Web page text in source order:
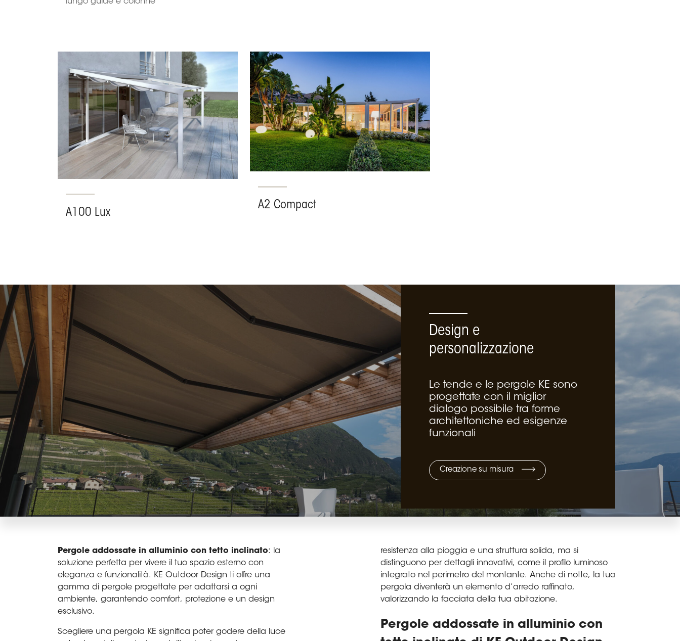
lungo guide e colonne
A100 Lux
A2 Compact
Design e
personalizzazione
Le tende e le pergole KE sono
progettate con il miglior
dialogo possibile tra forme
architettoniche ed esigenze
funzionali
Creazione su misura
Pergole addossate in alluminio con tetto inclinato: la
soluzione perfetta per vivere il tuo spazio esterno con
eleganza e funzionalità. KE Outdoor Design ti offre una
gamma di pergole progettate per adattarsi a ogni
ambiente, garantendo comfort, protezione e un design
esclusivo.
Scegliere una pergola KE significa poter godere della luce
resistenza alla pioggia e una struttura solida, ma si
distinguono per dettagli innovativi, come il profilo luminoso
integrato nel perimetro del montante. Anche di notte, la tua
pergola diventerà un elemento d’arredo raffinato,
valorizzando la facciata della tua abitazione.
Pergole addossate in alluminio con